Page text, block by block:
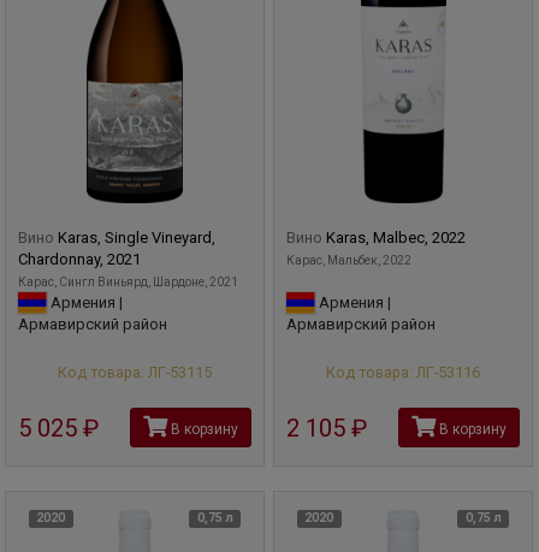
Вино Karas, Single Vineyard,
Chardonnay, 2021
Карас, Сингл Виньярд, Шардоне, 2021
Армения |
Армавирский район
Код товара: ЛГ-53115
5 025 руб В корзину
Вино Karas, Malbec, 2022
Карас, Мальбек, 2022
Армения |
Армавирский район
Код товара: ЛГ-53116
2 105 руб В корзину
2020 0,75 л 2020 0,75 л